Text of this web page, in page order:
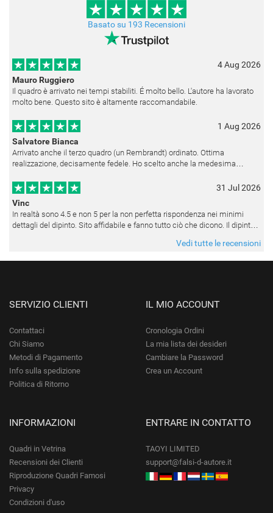
Basato su 193 Recensioni
4 Aug 2026
Mauro Ruggiero
Il quadro è arrivato nei tempi stabiliti. É molto bello. L'autore ha lavorato
molto bene. Questo sito è altamente raccomandabile.
1 Aug 2026
Salvatore Bianca
Arrivato anche il terzo quadro (un Rembrandt) ordinato. Ottima
realizzazione, decisamente fedele. Ho scelto anche la medesima
appesi
31 Jul 2026
Vinc
In realtà sono 4.5 e non 5 per la non perfetta rispondenza nei minimi
dettagli del dipinto. Sito affidabile e fanno tutto ciò che dicono. Il dipinto,
Vedi tutte le recensioni
SERVIZIO CLIENTI
Contattaci
Chi Siamo
Metodi di Pagamento
Info sulla spedizione
Politica di Ritorno
IL MIO ACCOUNT
Cronologia Ordini
La mia lista dei desideri
Cambiare la Password
Crea un Account
INFORMAZIONI
Quadri in Vetrina
Recensioni dei Clienti
Riproduzione Quadri Famosi
Privacy
Condizioni d'uso
ENTRARE IN CONTATTO
TAOYI LIMITED
support@falsi-d-autore.it